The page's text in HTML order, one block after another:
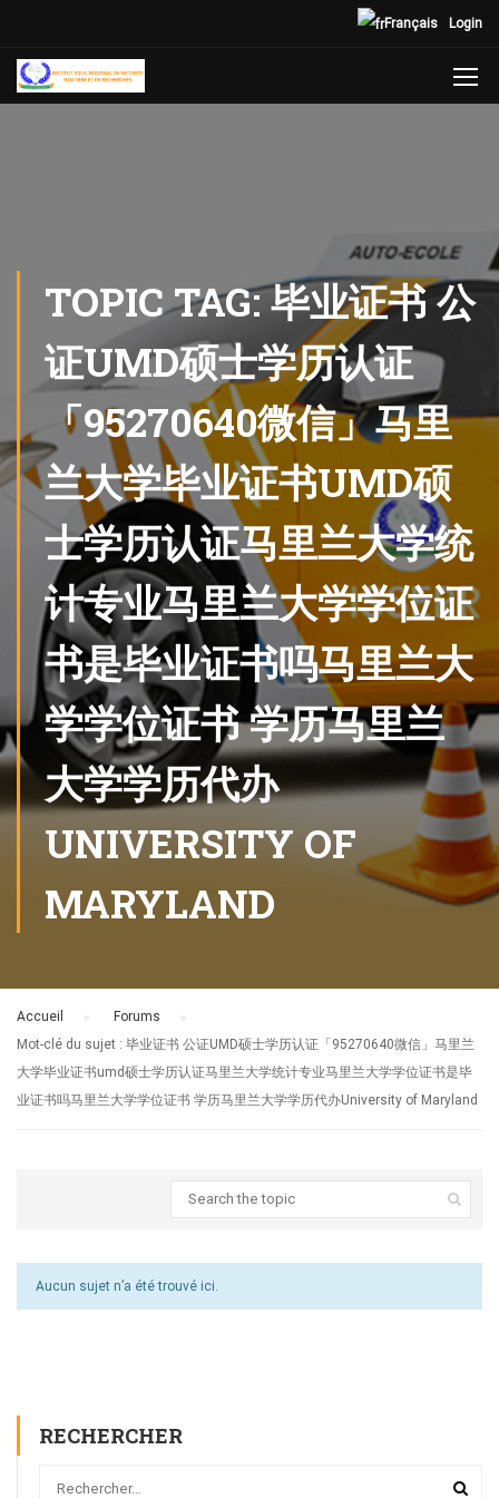
Login
Français
TOPIC TAG: 毕业证书 公
证UMD硕士学历认证
「95270640微信」马里
兰大学毕业证书UMD硕
士学历认证马里兰大学统
计专业马里兰大学学位证
书是毕业证书吗马里兰大
学学位证书 学历马里兰
大学学历代办
UNIVERSITY OF
MARYLAND
Accueil Forums
Mot-clé du sujet : 毕业证书 公证UMD硕士学历认证「95270640微信」马里兰
大学毕业证书umd硕士学历认证马里兰大学统计专业马里兰大学学位证书是毕
业证书吗马里兰大学学位证书 学历马里兰大学学历代办University of Maryland
Aucun sujet n’a été trouvé ici.
RECHERCHER